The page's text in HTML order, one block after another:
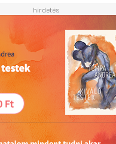
készülök -
vagyok - Számok és
vagyok - Növények és
vagyok - Színek és